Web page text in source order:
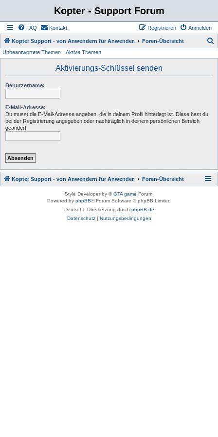
Kopter - Support Forum
FAQ Kontakt Anmelden
Registrieren
Kopter Support - von Anwendern für Anwender. Foren-Übersicht
Unbeantwortete Themen Aktive Themen
Aktivierungs-Schlüssel senden
Benutzername:
E-Mail-Adresse:
Du musst die E-Mail-Adresse angeben, die in deinem Profil hinterlegt ist. Diese hast du
bei der Registrierung angegeben oder nachträglich in deinem persönlichen Bereich
geändert.
Kopter Support - von Anwendern für Anwender. Foren-Übersicht
Style Developer by ©GTA game Forum.
Powered by phpBB® Forum Software © phpBB Limited
Deutsche Übersetzung durch phpBB.de
Datenschutz| Nutzungsbedingungen